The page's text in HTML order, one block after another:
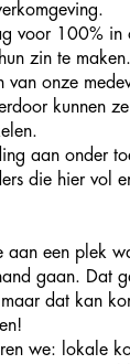
voor 100% in
zin te maken.
van onze
kunnen
aan onder
die hier vol
aan een plek
gaan. Dat
dat kan
we: lokale